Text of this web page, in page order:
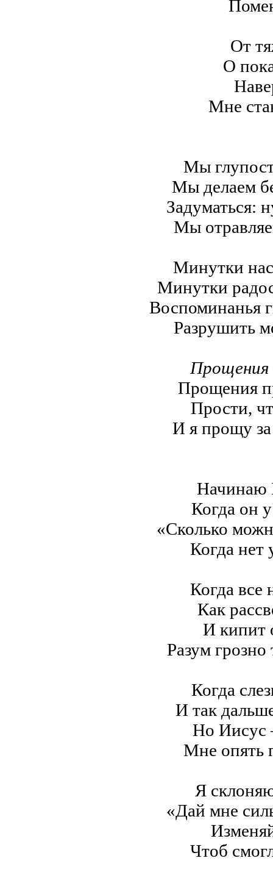
От
О
Мне
Мы
Мы делаем
Задуматься:
Мы
Минутки
Минутки
Воспоминанья
Разрушить
Прощения
Прощения
Прости,
И я прощу
Начинаю
Когда он
«Сколько
Когда нет
Когда все
Как
И кипит
Разум
Когда
И так
Но Иисус
Мне опять
Я
«Дай мне
Чтоб